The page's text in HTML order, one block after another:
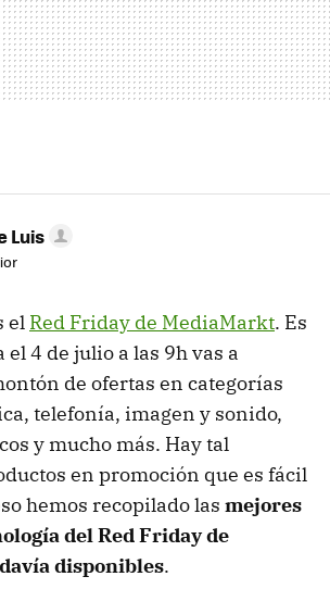
Luis
el Red Friday de MediaMarkt. Es
el 4 de julio a las 9h vas a
de ofertas en categorías
telefonía, imagen y sonido,
y mucho más. Hay tal
en promoción que es fácil
hemos recopilado las mejores
del Red Friday de
disponibles.